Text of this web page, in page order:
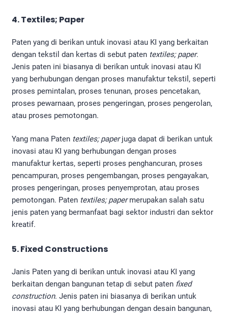
4. Textiles; Paper
Paten yang di berikan untuk inovasi atau KI yang berkaitan
dengan tekstil dan kertas di sebut paten textiles; paper.
Jenis paten ini biasanya di berikan untuk inovasi atau KI
yang berhubungan dengan proses manufaktur tekstil, seperti
proses pemintalan, proses tenunan, proses pencetakan,
proses pewarnaan, proses pengeringan, proses pengerolan,
atau proses pemotongan.
Yang mana Paten textiles; paperjuga dapat di berikan untuk
inovasi atau KI yang berhubungan dengan proses
manufaktur kertas, seperti proses penghancuran, proses
pencampuran, proses pengembangan, proses pengayakan,
proses pengeringan, proses penyemprotan, atau proses
pemotongan. Paten textiles; papermerupakan salah satu
jenis paten yang bermanfaat bagi sektor industri dan sektor
kreatif.
5. Fixed Constructions
Janis Paten yang di berikan untuk inovasi atau KI yang
berkaitan dengan bangunan tetap di sebut paten fixed
construction. Jenis paten ini biasanya di berikan untuk
inovasi atau KI yang berhubungan dengan desain bangunan,